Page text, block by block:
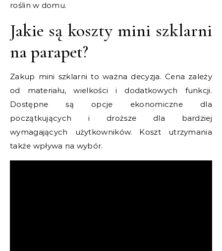
roślin w domu.
Jakie są koszty mini szklarni
na parapet?
Zakup mini szklarni to ważna decyzja. Cena zależy
od materiału, wielkości i dodatkowych funkcji.
Dostępne są opcje ekonomiczne dla
początkujących i droższe dla bardziej
wymagających użytkowników. Koszt utrzymania
także wpływa na wybór.